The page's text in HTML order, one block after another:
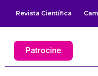
Revista Científica
Patrocine